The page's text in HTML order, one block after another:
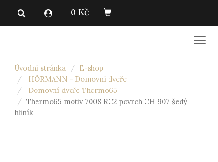
0 Kč
Úvodní stránka
E-shop
HÖRMANN - Domovní dveře
Domovní dveře Thermo65
Thermo65 motiv 700S RC2 povrch CH 907 šedý
hliník